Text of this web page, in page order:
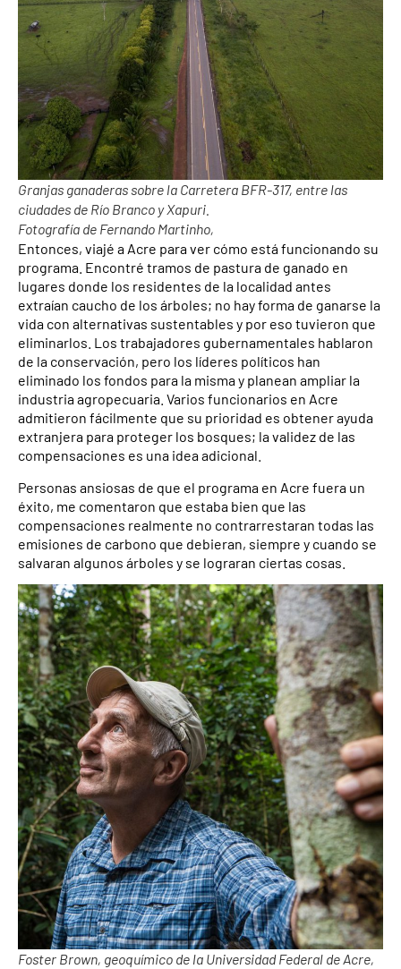
Granjas ganaderas sobre la Carretera BFR-317, entre las
ciudades de Río Branco y Xapuri.
Fotografía de Fernando Martinho,
Entonces, viajé a Acre para ver cómo está funcionando su
programa. Encontré tramos de pastura de ganado en
lugares donde los residentes de la localidad antes
extraían caucho de los árboles; no hay forma de ganarse la
vida con alternativas sustentables y por eso tuvieron que
eliminarlos. Los trabajadores gubernamentales hablaron
de la conservación, pero los líderes políticos han
eliminado los fondos para la misma y planean ampliar la
industria agropecuaria. Varios funcionarios en Acre
admitieron fácilmente que su prioridad es obtener ayuda
extranjera para proteger los bosques; la validez de las
compensaciones es una idea adicional.
Personas ansiosas de que el programa en Acre fuera un
éxito, me comentaron que estaba bien que las
compensaciones realmente no contrarrestaran todas las
emisiones de carbono que debieran, siempre y cuando se
salvaran algunos árboles y se lograran ciertas cosas.
Foster Brown, geoquímico de la Universidad Federal de Acre,